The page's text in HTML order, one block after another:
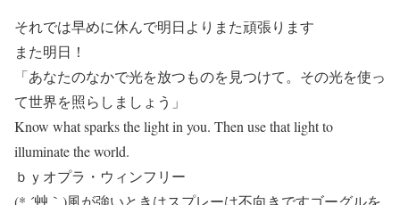
それでは早めに休んで明日よりまた頑張ります
また明日！
「あなたのなかで光を放つものを見つけて。その光を使っ
て世界を照らしましょう」
Know what sparks the light in you. Then use that light to
illuminate the world.
ｂｙオプラ・ウィンフリー
(* ´艸｀)風が強いときはスプレーは不向きですゴーグルを